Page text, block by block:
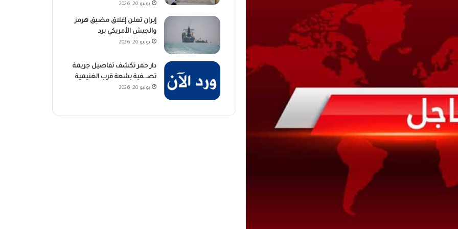
يونيو 20, 2026
إيران تعلن إغلاق مضيق هرمز
والجيش الأمريكي يرد
يونيو 20, 2026
دار حمر تكشف تفاصيل جريمة
تصـ.ـفية بشعة قرب الغنيمية
يونيو 20, 2026